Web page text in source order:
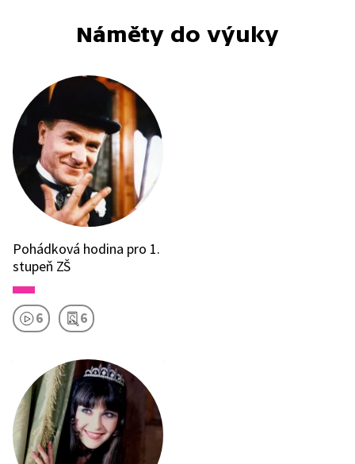
Náměty do výuky
Pohádková hodina pro 1.
stupeň ZŠ
6 6